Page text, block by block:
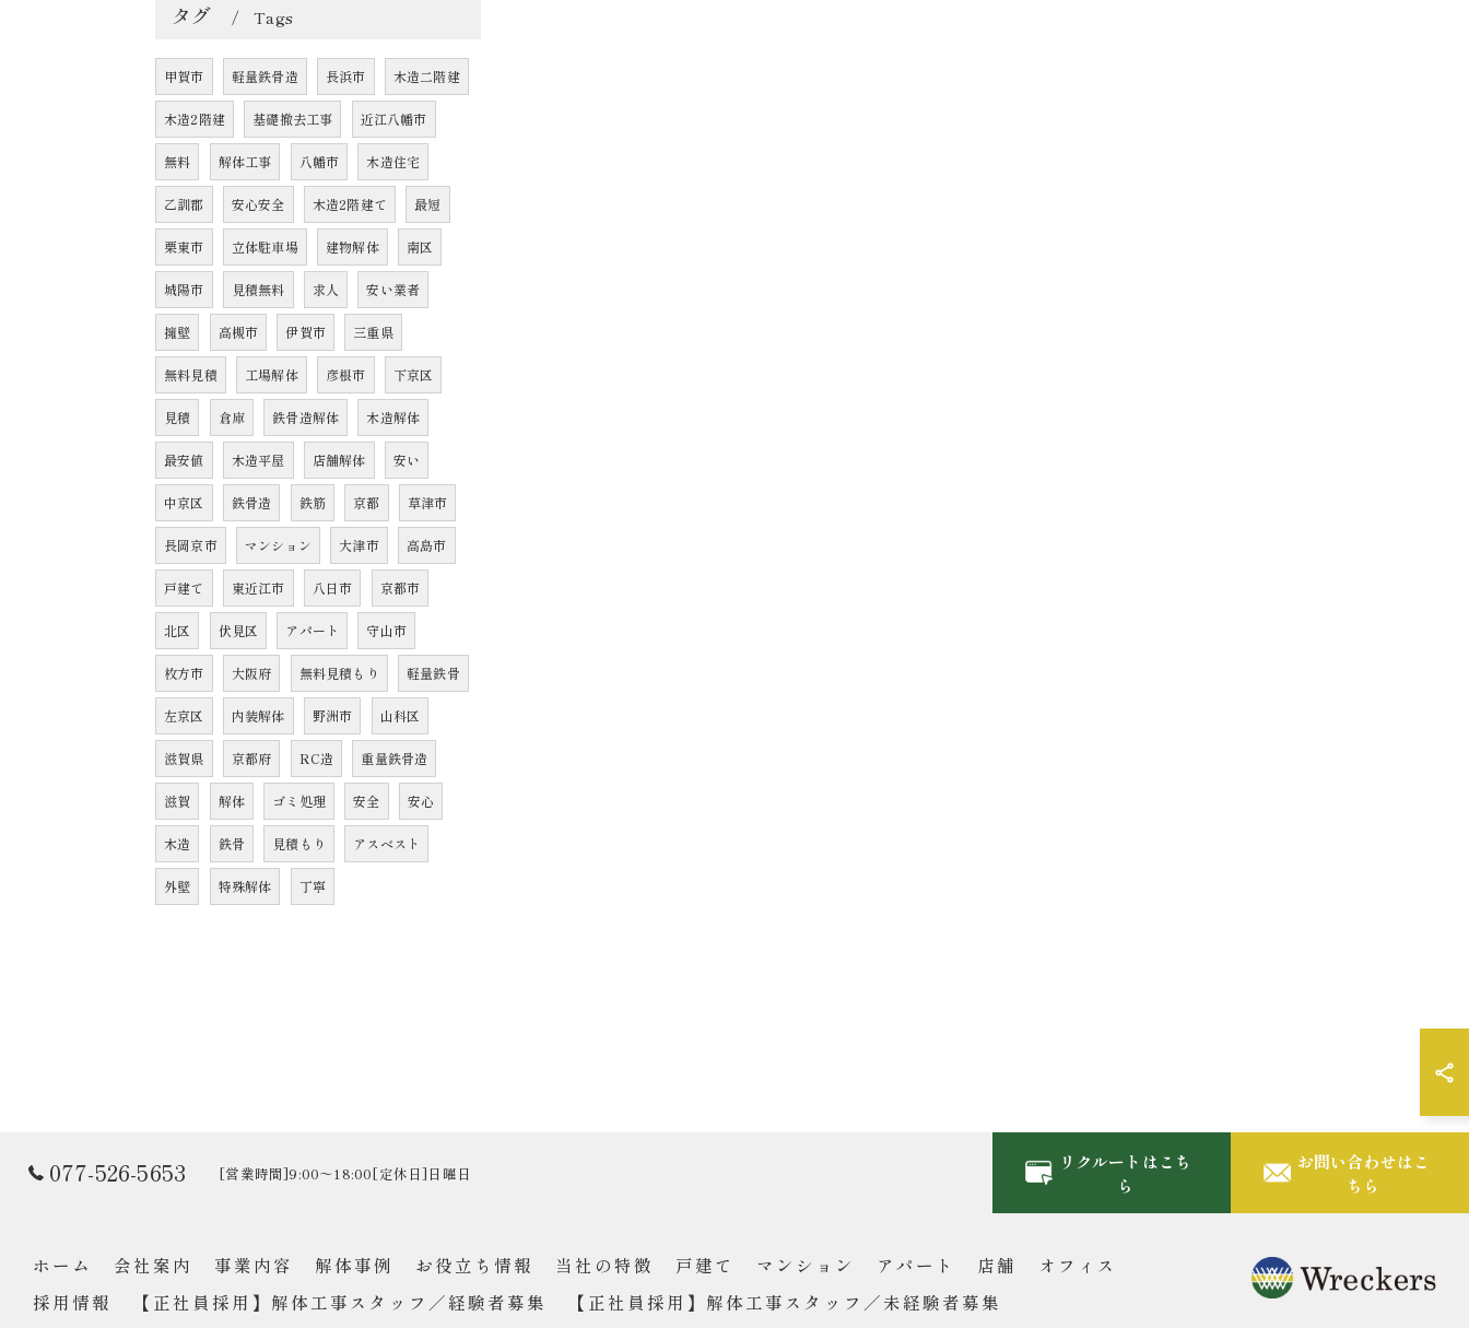
タグ Tags
甲賀市 軽量鉄骨造 長浜市 木造二階建
木造2階建 基礎撤去工事 近江八幡市
無料 解体工事 八幡市 木造住宅
乙訓郡 安心安全 木造2階建て 最短
栗東市 立体駐車場 建物解体 南区
城陽市 見積無料 求人 安い業者
擁壁 高槻市 伊賀市 三重県
無料見積 工場解体 彦根市 下京区
見積 倉庫 鉄骨造解体 木造解体
最安値 木造平屋 店舗解体 安い
中京区 鉄骨造 鉄筋 京都 草津市
長岡京市 マンション 大津市 高島市
戸建て 東近江市 八日市 京都市
北区 伏見区 アパート 守山市
枚方市 大阪府 無料見積もり 軽量鉄骨
左京区 内装解体 野洲市 山科区
滋賀県 京都府 RC造 重量鉄骨造
滋賀 解体 ゴミ処理 安全 安心
木造 鉄骨 見積もり アスベスト
外壁 特殊解体 丁寧
077-526-5653 [営業時間]9:00～18:00[定休日]日曜日
リクルートはこち
ら
お問い合わせはこ
ちら
ホーム 会社案内 事業内容 解体事例 お役立ち情報 当社の特徴 戸建て マンション アパート 店舗
オフィス
採用情報
【正社員採用】解体工事スタッフ／経験者募集
【正社員採用】解体工事スタッフ／未経験者募集